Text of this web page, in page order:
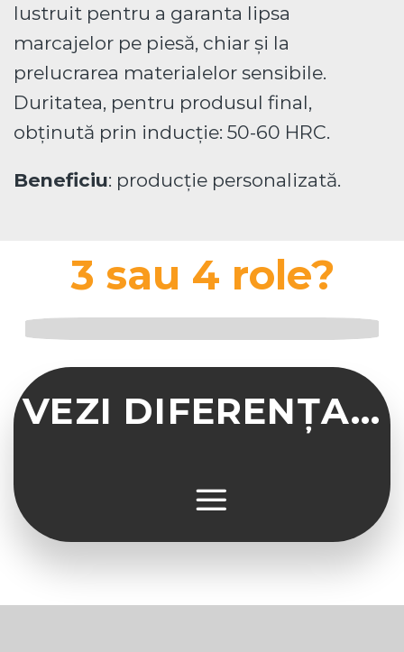
lustruit pentru a garanta lipsa
marcajelor pe piesă, chiar și la
prelucrarea materialelor sensibile.
Duritatea, pentru produsul final,
obținută prin inducție: 50-60 HRC.
Beneficiu: producție personalizată.
3 sau 4 role?
VEZI DIFERENȚA...